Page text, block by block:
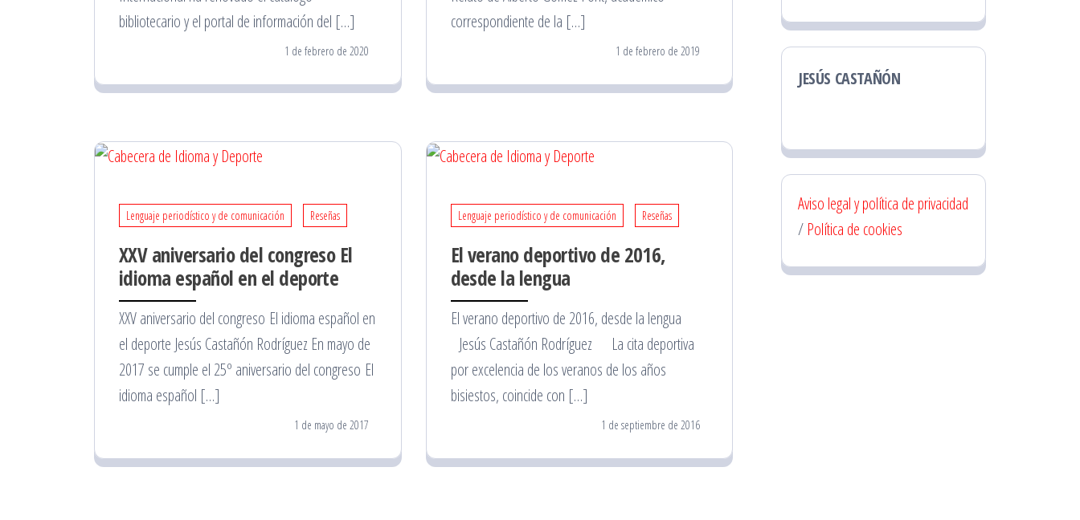
bibliotecario y el portal de información del […]
1 de febrero de 2020
correspondiente de la […]
1 de febrero de 2019
Lenguaje periodístico y de comunicación Reseñas
XXV aniversario del congreso El
idioma español en el deporte
XXV aniversario del congreso El idioma español en
el deporte Jesús Castañón Rodríguez En mayo de
2017 se cumple el 25º aniversario del congreso El
idioma español […]
1 de mayo de 2017
Lenguaje periodístico y de comunicación Reseñas
El verano deportivo de 2016,
desde la lengua
El verano deportivo de 2016, desde la lengua
Jesús Castañón Rodríguez La cita deportiva
por excelencia de los veranos de los años
bisiestos, coincide con […]
1 de septiembre de 2016
JESÚS CASTAÑÓN
Aviso legal y política de privacidad
/ Política de cookies